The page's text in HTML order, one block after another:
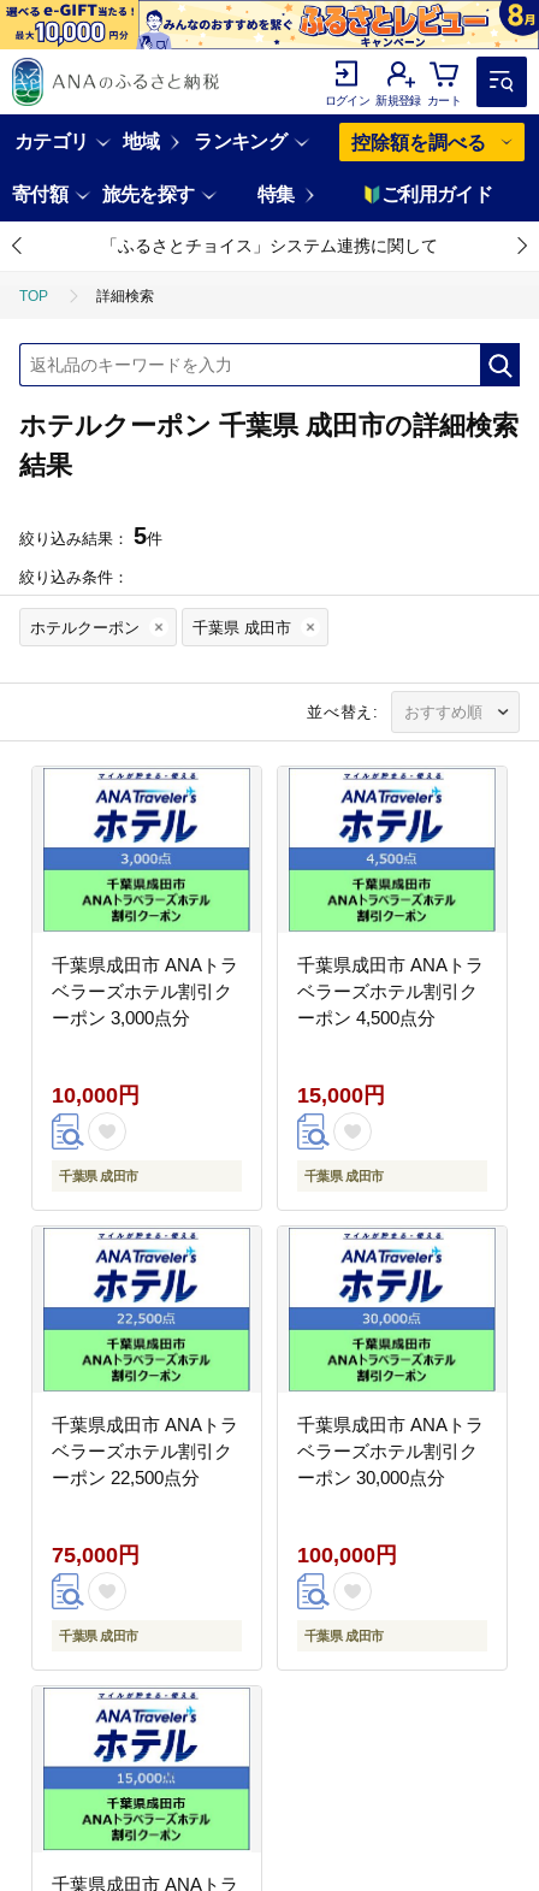
ログイン 新規登録 カート
カテゴリ 地域 ランキング 控除額を調べる
寄付額 旅先を探す 特集 ご利用ガイド
「ふるさとチョイス」システム連携に関して
TOP 詳細検索
ホテルクーポン 千葉県 成田市の詳細検索
結果
絞り込み結果： 5件
絞り込み条件：
ホテルクーポン 千葉県 成田市
並べ替え:
千葉県成田市 ANAトラ
ベラーズホテル割引ク
ーポン 3,000点分
10,000円
千葉県 成田市
千葉県成田市 ANAトラ
ベラーズホテル割引ク
ーポン 4,500点分
15,000円
千葉県 成田市
千葉県成田市 ANAトラ
ベラーズホテル割引ク
ーポン 22,500点分
75,000円
千葉県 成田市
千葉県成田市 ANAトラ
ベラーズホテル割引ク
ーポン 30,000点分
100,000円
千葉県 成田市
千葉県成田市 ANAトラ